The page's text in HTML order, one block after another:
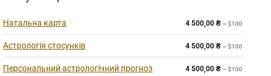
Натальна карта 4 500,00 ₴ ~ $100
Астрологія стосунків 4 500,00 ₴ ~ $100
Персональний астрологічний прогноз 4 500,00 ₴ ~ $100